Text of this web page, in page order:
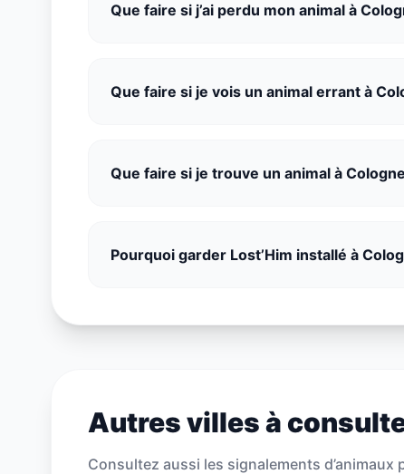
Que faire si j’ai perdu mon animal à
Que faire si je vois un animal errant à
Que faire si je trouve un animal à
Pourquoi garder Lost’Him installé à
Autres villes à
Consultez aussi les signalements